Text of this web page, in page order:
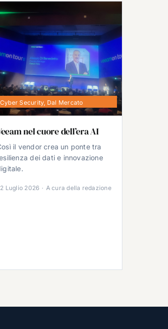
Cyber Security, Dal Mercato
nel cuore dell’era AI
il vendor crea un ponte tra
dei dati e innovazione
Luglio 2026 · A cura della redazione